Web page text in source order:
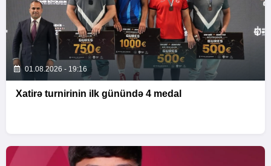
01.08.2026 - 19:16
Xatirə turnirinin ilk günündə 4 medal